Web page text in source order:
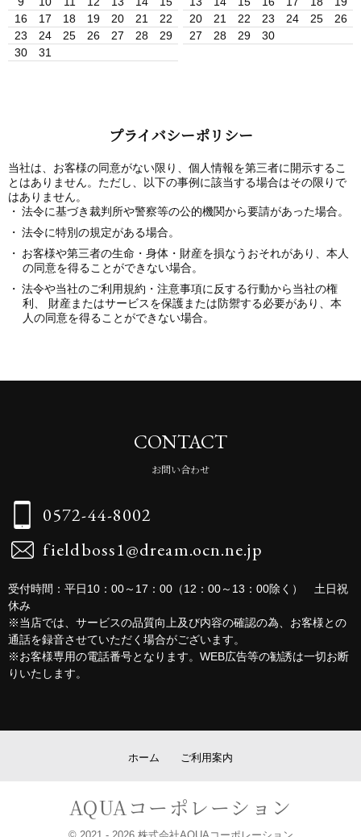
16
17 18 19 20 21
22
23
24 25 26 27 28
29
30
31
20
21 22 23 24 25
26
27
28 29 30
プライバシーポリシー
当社は、お客様の同意がない限り、個人情報を第三者に開示するこ
とはありません。ただし、以下の事例に該当する場合はその限りで
はありません。
法令に基づき裁判所や警察等の公的機関から要請があった場合。
法令に特別の規定がある場合。
お客様や第三者の生命・身体・財産を損なうおそれがあり、本人
の同意を得ることができない場合。
法令や当社のご利用規約・注意事項に反する行動から当社の権
利、 財産またはサービスを保護または防禦する必要があり、本
人の同意を得ることができない場合。
CONTACT
お問い合わせ
0572-44-8002
fieldboss1@dream.ocn.ne.jp
受付時間：平日10：00～17：00（12：00～13：00除く） 土日祝
休み
※当店では、サービスの品質向上及び内容の確認の為、お客様との
通話を録音させていただく場合がございます。
※お客様専用の電話番号となります。WEB広告等の勧誘は一切お断
りいたします。
ホーム ご利用案内
AQUAコーポレーション